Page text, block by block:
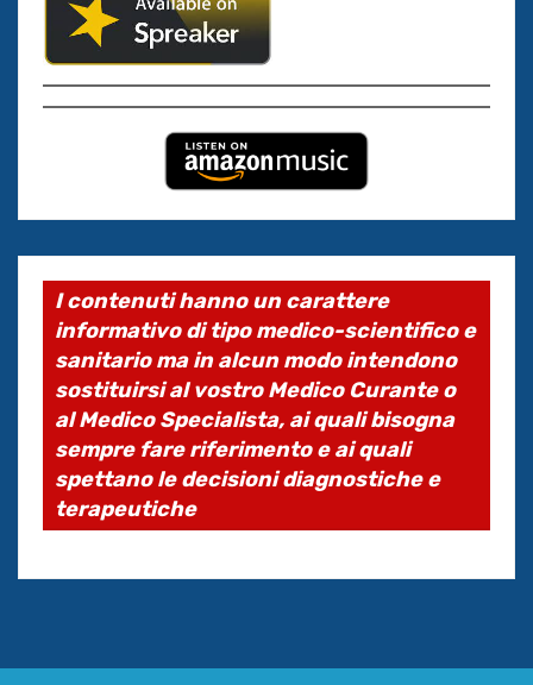
I contenuti hanno un carattere
informativo di tipo medico-scientifico e
sanitario ma in alcun modo intendono
sostituirsi al vostro Medico Curante o
al Medico Specialista, ai quali bisogna
sempre fare riferimento e ai quali
spettano le decisioni diagnostiche e
terapeutiche